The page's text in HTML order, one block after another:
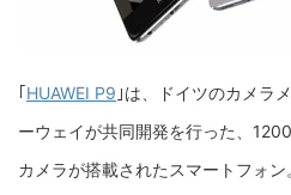
｢HUAWEI P9 ｣は、ドイツのカメラ
ーウェイが共同開発を行った、
カメラが搭載されたスマートフォン